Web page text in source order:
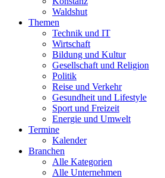
Waldshut
Themen
Technik und IT
Wirtschaft
Bildung und Kultur
Gesellschaft und Religion
Politik
Reise und Verkehr
Gesundheit und Lifestyle
Sport und Freizeit
Energie und Umwelt
Termine
Kalender
Branchen
Alle Kategorien
Alle Unternehmen